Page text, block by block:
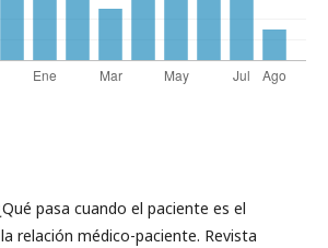
pasa cuando el paciente es el
relación médico-paciente. Revista